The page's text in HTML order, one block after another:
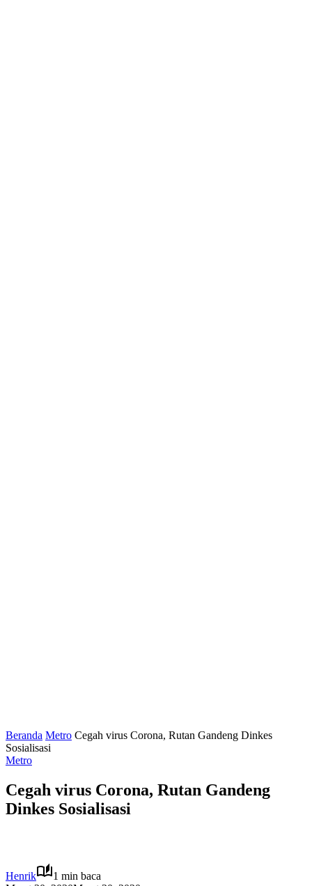
Beranda Metro Cegah virus Corona, Rutan Gandeng Dinkes
Sosialisasi
Metro
Cegah virus Corona, Rutan Gandeng
Dinkes Sosialisasi
Henrik
1 min baca